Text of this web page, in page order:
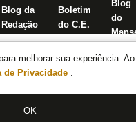
melhorar sua experiência.
de Privacidade .
OK
Blog da
Redação
Boletim
do C.E.
Blog
do